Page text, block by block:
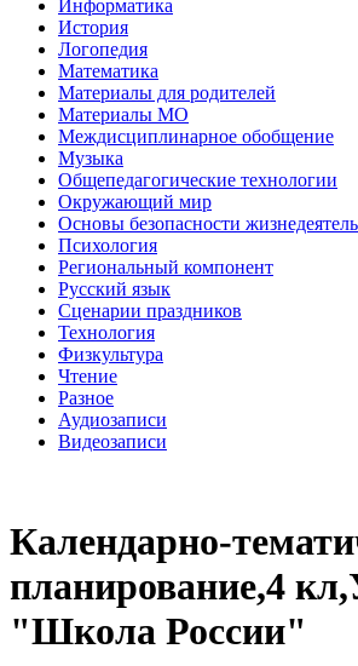
Информатика
История
Логопедия
Математика
Материалы для родителей
Материалы МО
Междисциплинарное обобщение
Музыка
Общепедагогические технологии
Окружающий мир
Основы безопасности
Психология
Региональный компонент
Русский язык
Сценарии праздников
Технология
Физкультура
Чтение
Разное
Аудиозаписи
Видеозаписи
Календарно-
планирование,4
"Школа России"